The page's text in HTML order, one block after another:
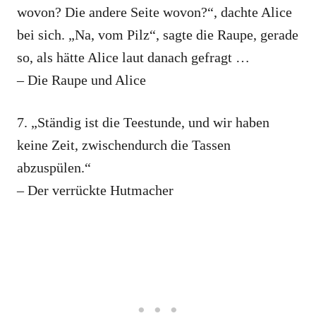
wovon? Die andere Seite wovon?“, dachte Alice
bei sich. „Na, vom Pilz“, sagte die Raupe, gerade
so, als hätte Alice laut danach gefragt …
– Die Raupe und Alice
7. „Ständig ist die Teestunde, und wir haben
keine Zeit, zwischendurch die Tassen
abzuspülen.“
– Der verrückte Hutmacher